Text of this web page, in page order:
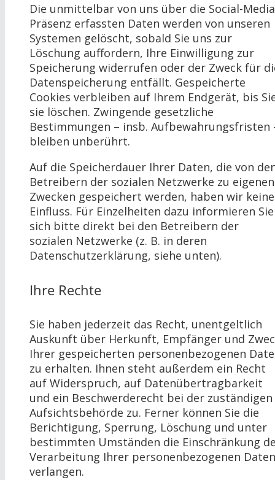
Die unmittelbar von uns über die Social-
Präsenz erfassten Daten werden von unseren
Systemen gelöscht, sobald Sie uns zur
Löschung auffordern, Ihre Einwilligung zur
Speicherung widerrufen oder der Zweck für
Datenspeicherung entfällt. Gespeicherte
Cookies verbleiben auf Ihrem Endgerät, bis
sie löschen. Zwingende gesetzliche
Bestimmungen – insb. Aufbewahrungsfristen
bleiben unberührt.
Auf die Speicherdauer Ihrer Daten, die von
Betreibern der sozialen Netzwerke zu eigenen
Zwecken gespeichert werden, haben wir
Einfluss. Für Einzelheiten dazu informieren Sie
sich bitte direkt bei den Betreibern der
sozialen Netzwerke (z. B. in deren
Datenschutzerklärung, siehe unten).
Ihre Rechte
Sie haben jederzeit das Recht, unentgeltlich
Auskunft über Herkunft, Empfänger und
Ihrer gespeicherten personenbezogenen
zu erhalten. Ihnen steht außerdem ein Recht
auf Widerspruch, auf Datenübertragbarkeit
und ein Beschwerderecht bei der zuständigen
Aufsichtsbehörde zu. Ferner können Sie die
Berichtigung, Sperrung, Löschung und unter
bestimmten Umständen die Einschränkung
Verarbeitung Ihrer personenbezogenen Daten
verlangen.